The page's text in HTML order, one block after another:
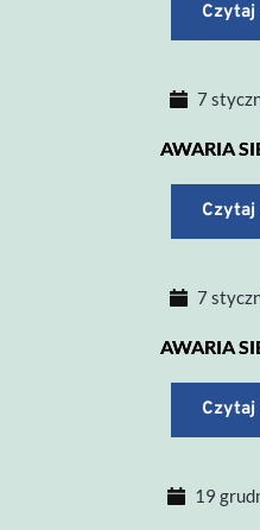
Czytaj
7
AWARIA
Czytaj
7
AWARIA
Czytaj
19